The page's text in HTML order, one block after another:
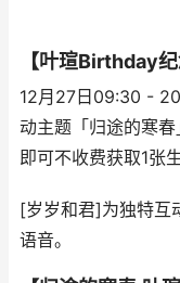
【叶瑄Birthday纪
12月27日09:30 -
动主题「归途的寒
即可不收费获取1张
[岁岁和君]为独特互
语音。